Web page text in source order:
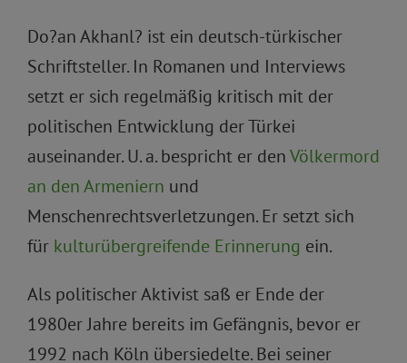
Do?an Akhanl? ist ein deutsch-türkischer
Schriftsteller. In Romanen und Interviews
setzt er sich regelmäßig kritisch mit der
politischen Entwicklung der Türkei
auseinander. U. a. bespricht er denVölkermord
an den Armeniern und
Menschenrechtsverletzungen. Er setzt sich
für kulturübergreifende Erinnerung ein.
Als politischer Aktivist saß er Ende der
1980er Jahre bereits im Gefängnis, bevor er
1992 nach Köln übersiedelte. Bei seiner